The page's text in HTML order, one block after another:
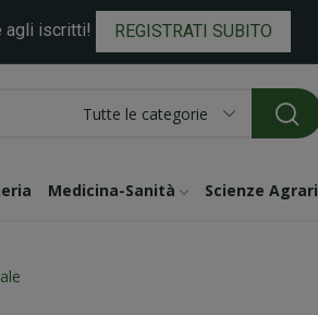
agli iscritti! REGISTRATI SUBITO
Tutte le categorie
Medicina-Sanità Scienze